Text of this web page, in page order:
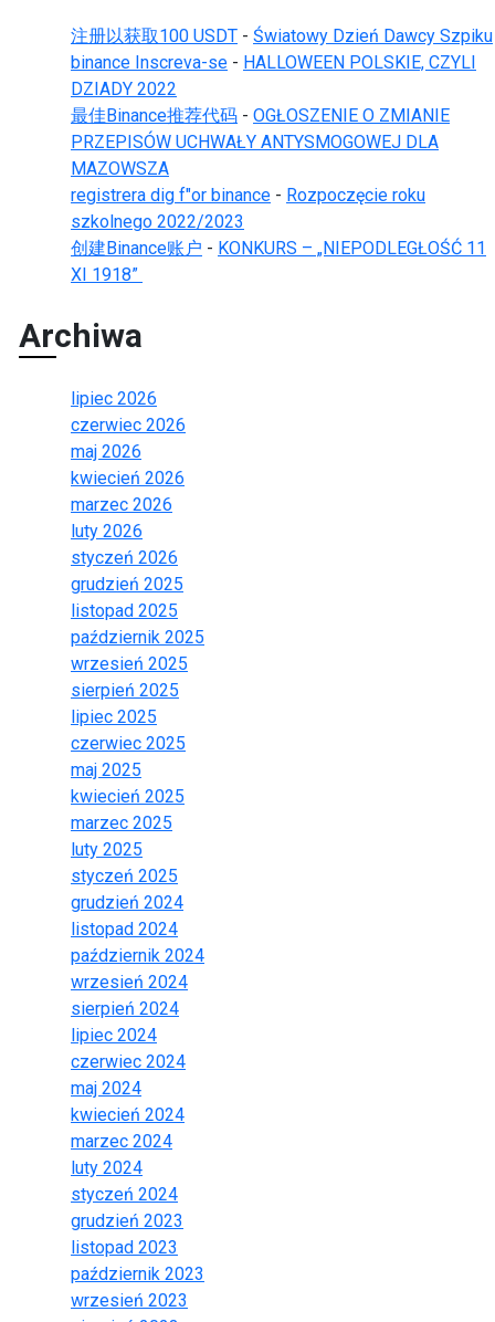
注册以获取100 USDT - Światowy Dzień Dawcy Szpiku
binance Inscreva-se - HALLOWEEN POLSKIE, CZYLI
DZIADY 2022
最佳Binance推荐代码 - OGŁOSZENIE O ZMIANIE
PRZEPISÓW UCHWAŁY ANTYSMOGOWEJ DLA
MAZOWSZA
registrera dig f"or binance - Rozpoczęcie roku
szkolnego 2022/2023
创建Binance账户 - KONKURS – „NIEPODLEGŁOŚĆ 11
XI 1918”
Archiwa
lipiec 2026
czerwiec 2026
maj 2026
kwiecień 2026
marzec 2026
luty 2026
styczeń 2026
grudzień 2025
listopad 2025
październik 2025
wrzesień 2025
sierpień 2025
lipiec 2025
czerwiec 2025
maj 2025
kwiecień 2025
marzec 2025
luty 2025
styczeń 2025
grudzień 2024
listopad 2024
październik 2024
wrzesień 2024
sierpień 2024
lipiec 2024
czerwiec 2024
maj 2024
kwiecień 2024
marzec 2024
luty 2024
styczeń 2024
grudzień 2023
listopad 2023
październik 2023
wrzesień 2023